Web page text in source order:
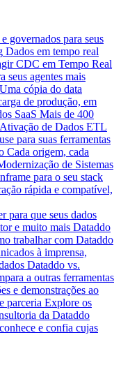
governados para seus
Dados em tempo real
CDC em Tempo Real
seus agentes mais
Uma cópia do data
de produção, em
SaaS Mais de 400
Ativação de Dados ETL
para suas ferramentas
Cada origem, cada
de Sistemas
para o seu stack
rápida e compatível,
para que seus dados
e muito mais Dataddo
trabalhar com Dataddo
à imprensa,
Dataddo vs.
a outras ferramentas
e demonstrações ao
parceria Explore os
da Dataddo
e confia cujas